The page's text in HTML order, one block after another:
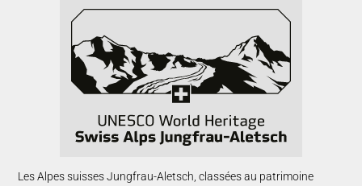
Les Alpes suisses Jungfrau-Aletsch, classées au patrimoine